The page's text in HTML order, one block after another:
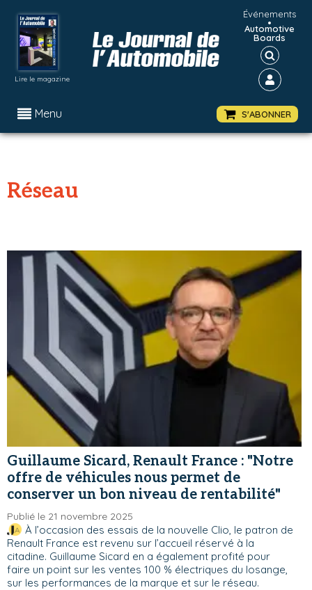
Lire le magazine
Événements
•
Automotive
Boards
Menu S'ABONNER
Réseau
Guillaume Sicard, Renault France : "Notre
offre de véhicules nous permet de
conserver un bon niveau de rentabilité"
Publié le 21 novembre 2025
À l’occasion des essais de la nouvelle Clio, le patron de
Renault France est revenu sur l’accueil réservé à la
citadine. Guillaume Sicard en a également profité pour
faire un point sur les ventes 100 % électriques du losange,
sur les performances de la marque et sur le réseau.